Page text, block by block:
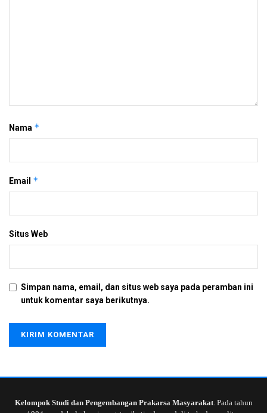
Nama *
Email *
Situs Web
Simpan nama, email, dan situs web saya pada peramban ini
untuk komentar saya berikutnya.
Kelompok Studi dan Pengembangan Prakarsa Masyarakat. Pada tahun